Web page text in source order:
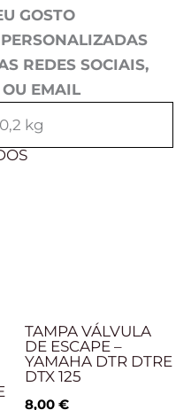
GOSTO
REDES SOCIAIS,
EMAIL
0,2 kg
TAMPA VÁLVULA
DE ESCAPE –
YAMAHA DTR DTRE
DTX 125
8,00 €